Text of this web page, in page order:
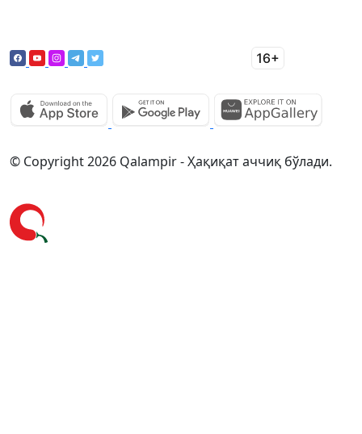
© Copyright 2026 Qalampir - Ҳақиқат аччиқ бўлади.